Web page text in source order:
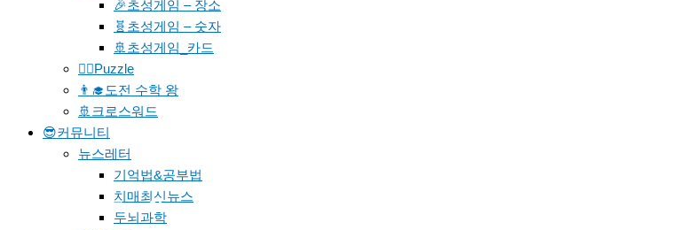
🎉초성게임 – 장소
🧬초성게임 – 숫자
🚢초성게임_카드
🧗‍♀️Puzzle
👨‍🎓도전 수학 왕
🚢크로스워드
😎커뮤니티
뉴스레터
기억법&공부법
치매최신뉴스
두뇌과학
페북